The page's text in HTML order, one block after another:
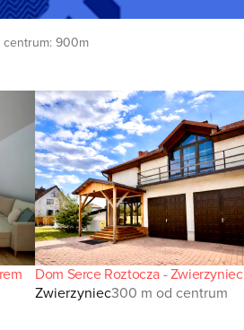
centrum:900m
Dom Serce Roztocza - Zwierzyniec
Zwierzyniec300 m od centrum